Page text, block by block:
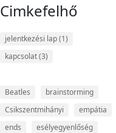
Cimkefelhő
jelentkezési lap(1)
kapcsolat(3)
Beatles
brainstorming
Csikszentmihányi
empátia
ends
esélyegyenlőség